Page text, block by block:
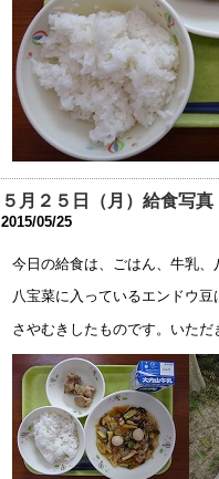
運動会を13日（日）に延
2019年10月11日 12:00
令和2年度 入学選考実施
2019年9月 2日 15:06
育友会夏祭り中止のお知ら
2019年7月26日 16:34
平成31年度 学校見学会につ
保健関係書類の更新につい
「わいわい集まろう会」
2018年9月28日 08:00
いじめ防止基本方針
2018年9月 1日 13:51
５月２５日（月）給食写真
2015/05/25
今日の給食は、ごはん、牛乳、
八宝菜に入っているエンドウ豆
さやむきしたものです。いただ